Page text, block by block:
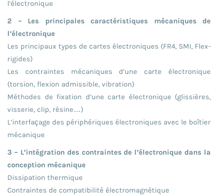
l’électronique
2 – Les principales caractéristiques mécaniques de
l’électronique
Les principaux types de cartes électroniques (FR4, SMI, Flex-
rigides)
Les contraintes mécaniques d’une carte électronique
(torsion, flexion admissible, vibration)
Méthodes de fixation d’une carte électronique (glissières,
visserie, clip, résine…)
L’interfaçage des périphériques électroniques avec le boîtier
mécanique
3 – L’intégration des contraintes de l’électronique dans la
conception mécanique
Dissipation thermique
Contraintes de compatibilité électromagnétique